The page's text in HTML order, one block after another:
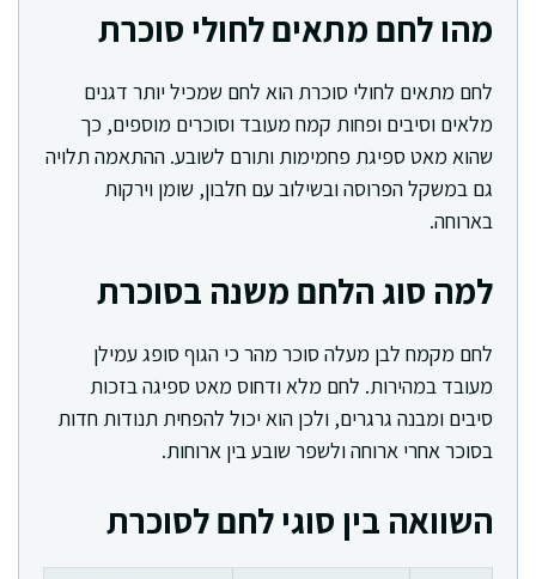
מהו לחם מתאים לחולי סוכרת
לחם מתאים לחולי סוכרת הוא לחם שמכיל יותר דגנים
מלאים וסיבים ופחות קמח מעובד וסוכרים מוספים, כך
שהוא מאט ספיגת פחמימות ותורם לשובע. ההתאמה תלויה
גם במשקל הפרוסה ובשילוב עם חלבון, שומן וירקות
בארוחה.
למה סוג הלחם משנה בסוכרת
לחם מקמח לבן מעלה סוכר מהר כי הגוף סופג עמילן
מעובד במהירות. לחם מלא ודחוס מאט ספיגה בזכות
סיבים ומבנה גרגרים, ולכן הוא יכול להפחית תנודות חדות
בסוכר אחרי ארוחה ולשפר שובע בין ארוחות.
השוואה בין סוגי לחם לסוכרת